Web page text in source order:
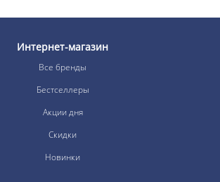
Интернет-магазин
Все бренды
Бестселлеры
Акции дня
Скидки
Новинки